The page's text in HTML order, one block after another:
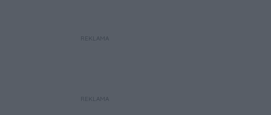
REKLAMA
REKLAMA